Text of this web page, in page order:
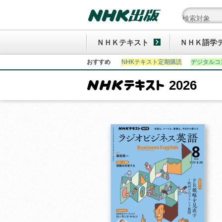
ＮＨＫテキスト ＮＨＫ語学
おすすめ NHKテキスト定期購読 デジタル
2026